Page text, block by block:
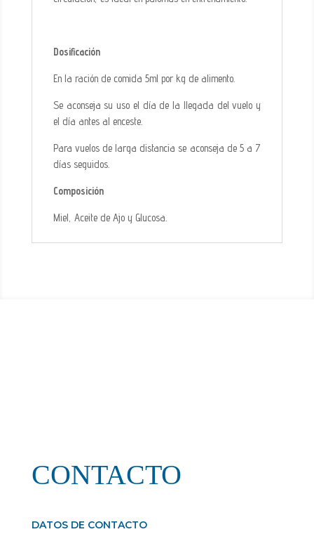
Dosificación
En la ración de comida 5ml por kg de alimento.
Se aconseja su uso el día de la llegada del vuelo y
el día antes al enceste.
Para vuelos de larga distancia se aconseja de 5 a 7
días seguidos.
Composición
Miel, Aceite de Ajo y Glucosa.
CONTACTO
DATOS DE CONTACTO